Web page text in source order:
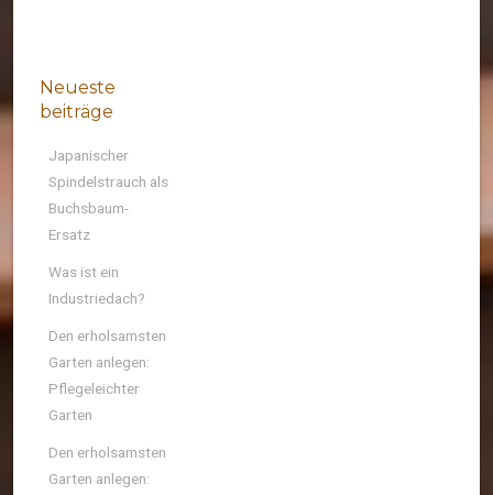
Neueste
beiträge
Japanischer
Spindelstrauch als
Buchsbaum-
Ersatz
Was ist ein
Industriedach?
Den erholsamsten
Garten anlegen:
Pflegeleichter
Garten
Den erholsamsten
Garten anlegen: